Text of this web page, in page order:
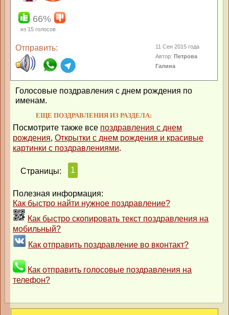
66%
из 15 голосов
Отправить:
11 Сен 2015 года
Автор:Петрова
Галина
Голосовые поздравления с днем рождения по
именам.
ЕЩЕ ПОЗДРАВЛЕНИЯ ИЗ РАЗДЕЛА:
Посмотрите также все поздравления с днем
рождения, Открытки с днем рождения и красивые
картинки с поздравлениями.
Страницы: 1
Полезная информация:
Как быстро найти нужное поздравление?
Как быстро скопировать текст поздравления на
мобильный?
Как отправить поздравление во вконтакт?
Как отправить голосовые поздравления на
телефон?